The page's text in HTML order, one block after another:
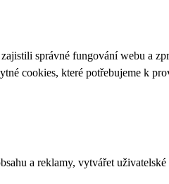
správné fungování webu a
cookies, které potřebujeme k
a reklamy, vytvářet